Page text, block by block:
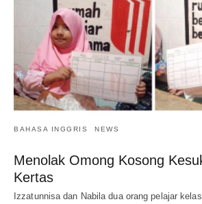
BAHASA INGGRIS NEWS
Menolak Omong Kosong
Kertas
Izzatunnisa dan Nabila dua orang pelajar